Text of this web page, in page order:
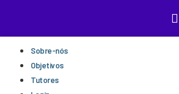
Sobre-nós
Objetivos
Tutores